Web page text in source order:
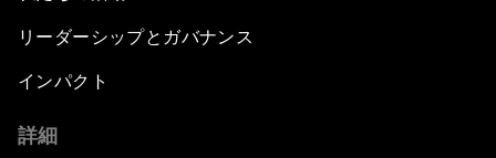
リーダーシップとガバナンス
インパクト
詳細